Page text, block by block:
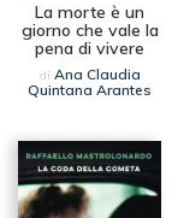
La morte è un
giorno che vale la
pena di vivere
di Ana Claudia
Quintana Arantes